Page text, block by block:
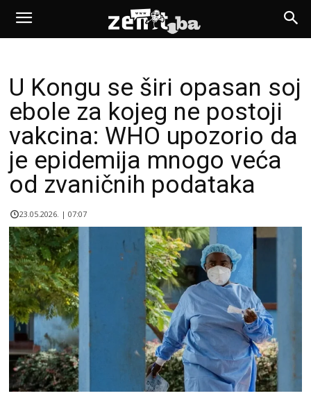
U Kongu se širi opasan soj
ebole za kojeg ne postoji
vakcina: WHO upozorio da
je epidemija mnogo veća
od zvaničnih podataka
23.05.2026. | 07:07